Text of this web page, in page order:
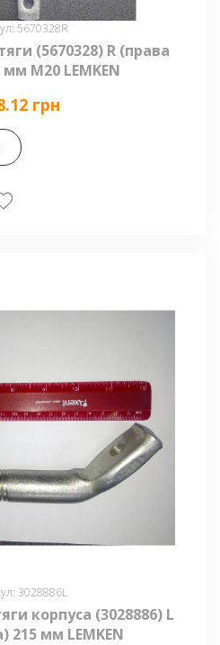
5670328R
(5670328) R (права
мм М20 LEMKEN
грн
3028886L
корпуса (3028886) L
215 мм LEMKEN